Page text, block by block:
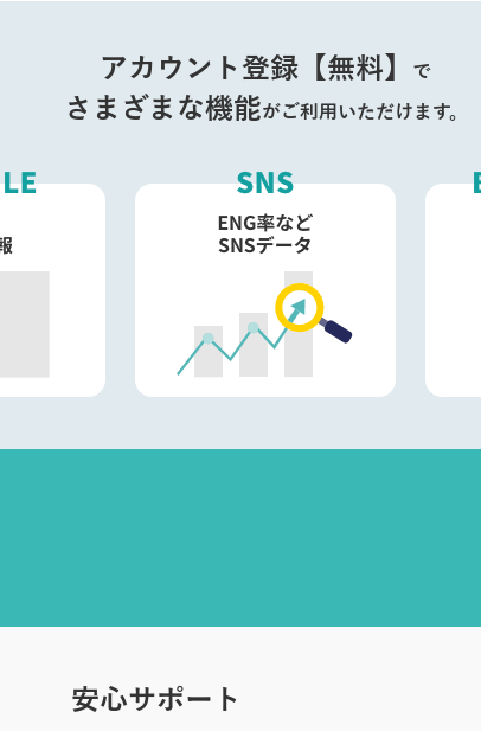
アカウント登録【無料】 で
さまざまな機能がご利用いただけます。
安心サポート